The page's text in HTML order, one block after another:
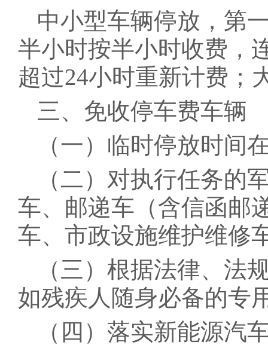
中小型车辆停放，第
半小时按半小时收费，
超过24小时重新计费；
三、免收停车费车辆
（一）临时停放时间
（二）对执行任务的
车、邮递车（含信函邮
车、市政设施维护维修
（三）根据法律、法
如残疾人随身必备的专
（四）落实新能源汽